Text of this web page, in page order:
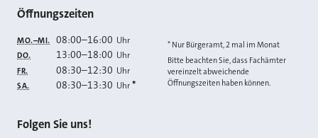
Öffnungszeiten
MO.–MI. 08:00–16:00 Uhr
DO. 13:00–18:00 Uhr
FR. 08:30–12:30 Uhr
SA. 08:30–13:30 Uhr *
* Nur Bürgeramt, 2 mal im Monat
Bitte beachten Sie, dass Fachämter
vereinzelt abweichende
Öffnungszeiten haben können.
Folgen Sie uns!